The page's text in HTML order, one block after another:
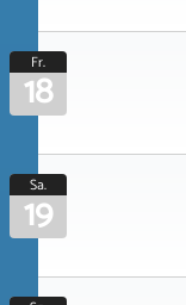
Fr.
18
Sa.
19